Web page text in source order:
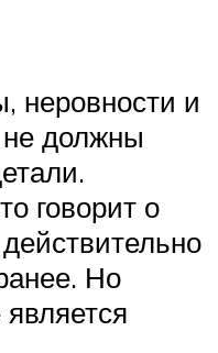
неровности и
должны
говорит о
Но